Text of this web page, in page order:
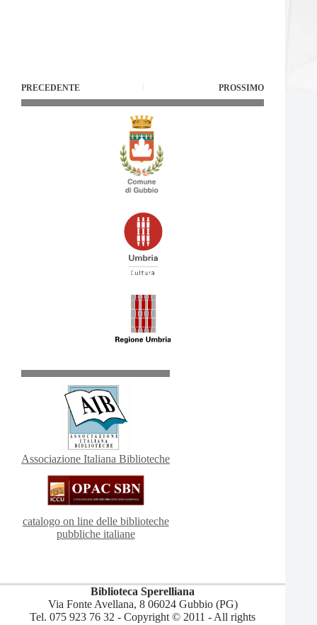
PRECEDENTE PROSSIMO
Associazione Italiana Biblioteche
catalogo on line delle biblioteche
pubbliche italiane
Biblioteca Sperelliana
Via Fonte Avellana, 8 06024 Gubbio (PG)
Tel. 075 923 76 32 - Copyright © 2011 - All rights